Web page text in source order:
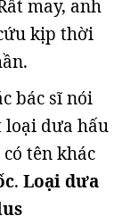
may, anh
kịp thời
bác sĩ nói
loại dưa hấu
tên khác
. Loại dưa